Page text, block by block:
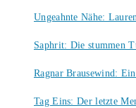
Ungeahnte Nähe:
Saphrit: Die stummen
Ragnar Brausewind:
Tag Eins: Der letzte